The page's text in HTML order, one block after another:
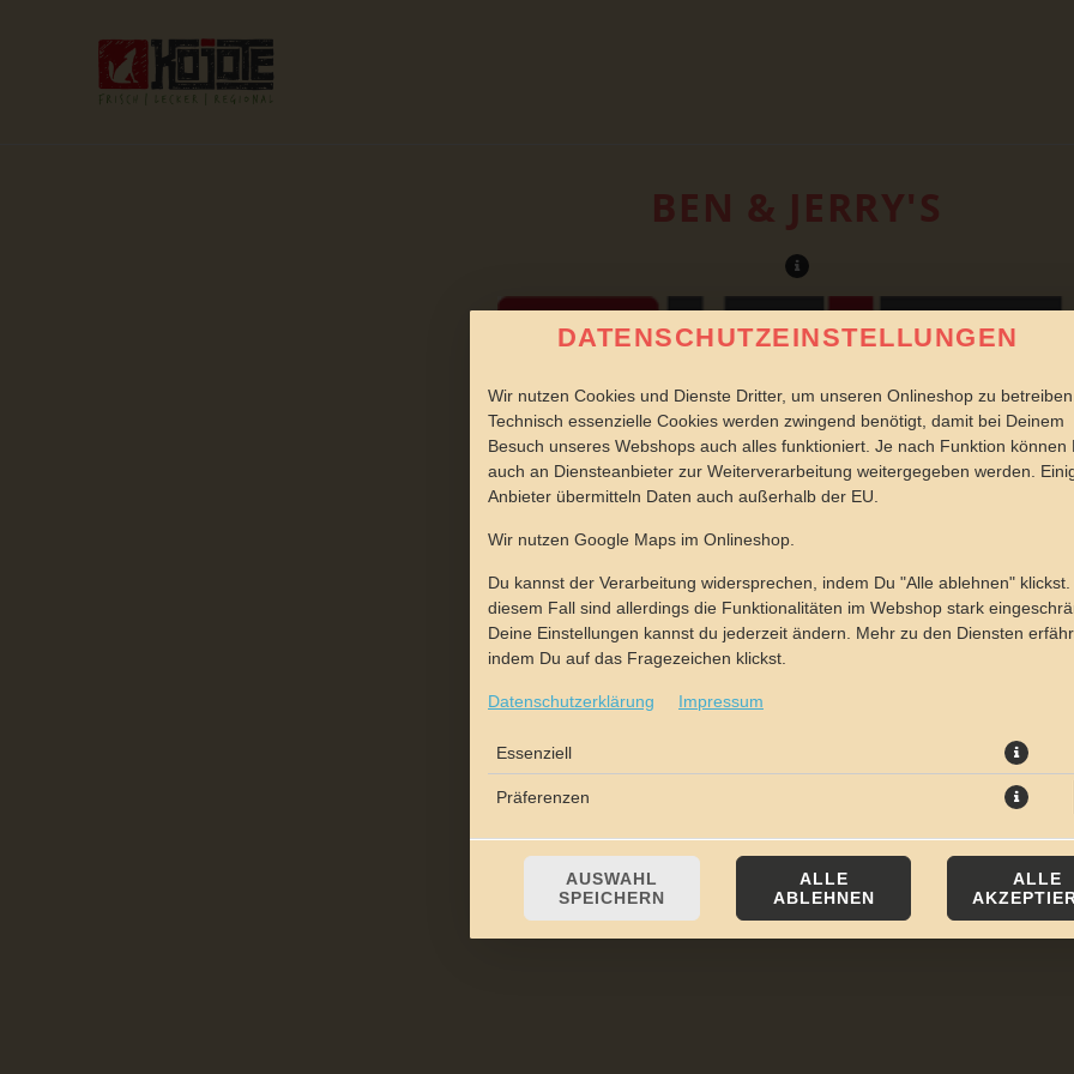
BEN & JERRY'S
DATENSCHUTZEINSTELLUNGEN
Wir nutzen Cookies und Dienste Dritter, um unseren Onlineshop zu betreiben.
Technisch essenzielle Cookies werden zwingend benötigt, damit bei Deinem
Besuch unseres Webshops auch alles funktioniert. Je nach Funktion können
auch an Diensteanbieter zur Weiterverarbeitung weitergegeben werden.
Anbieter übermitteln Daten auch außerhalb der EU.
Wir nutzen Google Maps im Onlineshop.
Du kannst der Verarbeitung widersprechen, indem Du "Alle ablehnen" klickst.
diesem Fall sind allerdings die Funktionalitäten im Webshop stark
Deine Einstellungen kannst du jederzeit ändern. Mehr zu den Diensten
indem Du auf das Fragezeichen klickst.
Datenschutzerklärung Impressum
Essenziell
Präferenzen
AUSWAHL
SPEICHERN
ALLE
ABLEHNEN
ALLE